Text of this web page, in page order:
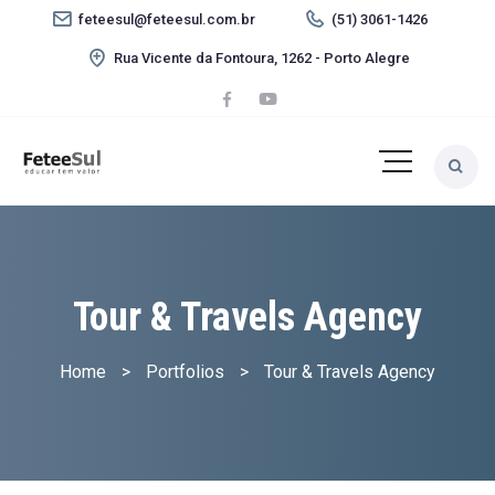
feteesul@feteesul.com.br (51) 3061-1426
Rua Vicente da Fontoura, 1262 - Porto Alegre
Tour & Travels Agency
Home > Portfolios > Tour & Travels Agency